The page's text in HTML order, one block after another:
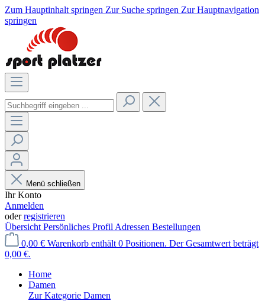
Zum Hauptinhalt springen Zur Suche springen Zur Hauptnavigation
springen
Menü schließen
Ihr Konto
Anmelden
oderregistrieren
Übersicht Persönliches Profil Adressen Bestellungen
0,00 € Warenkorb enthält 0 Positionen. Der Gesamtwert beträgt
0,00 €.
Home
Damen
Zur Kategorie Damen